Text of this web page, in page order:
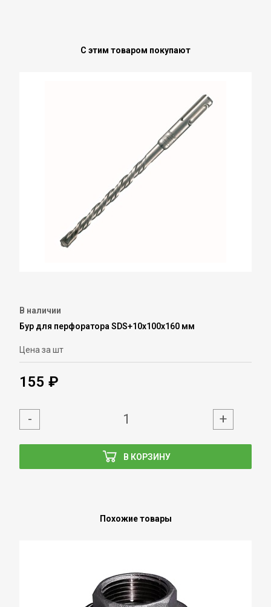
С этим товаром покупают
В наличии
Бур для перфоратора SDS+10х100х160 мм
Цена за шт
155 ₽
В КОРЗИНУ
- +
Похожие товары